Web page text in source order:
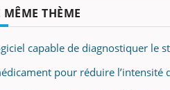
MÊME THÈME
capable de diagnostiquer le
pour réduire l’intensité